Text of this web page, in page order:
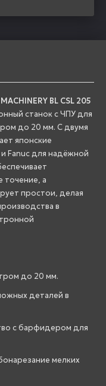
BL CSL 205
станок с ЧПУ для
до 20 мм. С двумя
японские
и Fanuc для надёжной
точение, а
простои, делая
в
до 20 мм.
деталей в
с барфидером для
мелких